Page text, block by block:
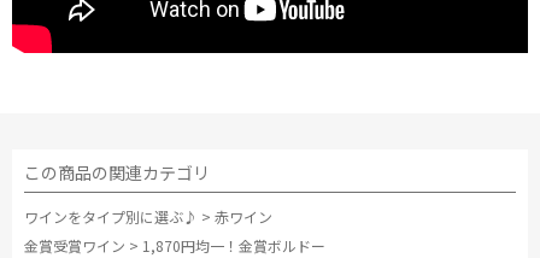
この商品の関連カテゴリ
ワインをタイプ別に選ぶ♪ > 赤ワイン
金賞受賞ワイン > 1,870円均一！金賞ボルドー